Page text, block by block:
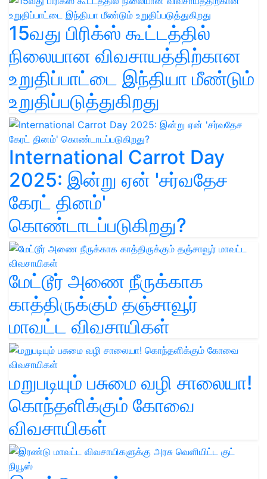
15வது பிரிக்ஸ் கூட்டத்தில்
நிலையான விவசாயத்திற்கான
உறுதிப்பாட்டை இந்தியா மீண்டும்
உறுதிப்படுத்துகிறது
International Carrot Day
2025: இன்று ஏன் 'சர்வதேச
கேரட் தினம்'
கொண்டாடப்படுகிறது?
மேட்டூர் அணை நீருக்காக
காத்திருக்கும் தஞ்சாவூர்
மாவட்ட விவசாயிகள்
மறுபடியும் பசுமை வழி சாலையா!
கொந்தளிக்கும் கோவை
விவசாயிகள்